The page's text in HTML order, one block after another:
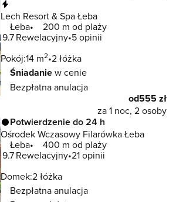
Lech Resort & Spa Łeba
Łeba
200 m od plaży
9.7Rewelacyjny 5 opinii
Pokój:14 m2 2 łóżka
Śniadaniew cenie
Bezpłatna anulacja
od555 zł
za 1 noc, 2 osoby
Potwierdzenie do 24 h
Ośrodek Wczasowy Filarówka Łeba
Łeba
400 m od plaży
9.7Rewelacyjny 21 opinii
Domek:2 łóżka
Bezpłatna anulacja